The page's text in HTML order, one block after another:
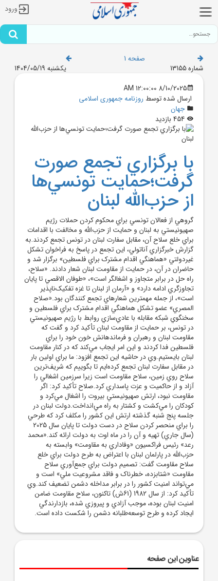
ورود
صفحه 1
شماره 13155
یکشنبه 1404/05/19
8/10/2025 12:00:00 AM
ارسال شده توسط روزنامه جمهوری اسلامی
جهان
با برگزاري تجمع صورت
گرفت؛حمايت تونسي‌ها
از حزب‌الله لبنان
گروهي از فعالان تونسي براي محکوم کردن حملات رژيم
صهيونيستي به لبنان و حمايت از حزب‌الله و مخالفت با اقدامات
براي خلع سلاح آن، مقابل سفارت لبنان در تونس تجمع کردند.به
گزارش خبرگزاري آناتولي، اين تجمع در پاسخ به فراخوان تشکل
غيردولتي «هماهنگي اقدام مشترک براي فلسطين» برگزار شد و
حاضران در آن، در حمايت از مقاومت لبنان شعار دادند. «سلاح،
راه حل در برابر متجاوز و اشغالگر است»، «طوفان الاقصي تا پايان
تجاوزگري ادامه دارد» و «آرمان از لبنان تا غزه تفکيک‌ناپذير
است»، از جمله مهمترين شعارهاي تجمع کنندگان بود.«صلاح
المصري» عضو تشکل هماهنگي اقدام مشترک براي فلسطين و
سخنگوي شبکه مقابله با عادي‌سازي روابط با رژيم صهيونيستي
در تونس، بر حمايت از مقاومت لبنان تأکيد کرد و گفت که
مقاومت لبنان و رهبران و فرماندهانش خون خود را براي
فلسطين فدا کردند و اين امر ايجاب مي‌کند که در کنار مقاومت
لبنان بايستيم.وي در حاشيه اين تجمع افزود: ما براي اولين بار
در مقابل سفارت لبنان تجمع کرده‌ايم تا بگوييم که شريف‌ترين
سلاح روي زمين، سلاح مقاومت است زيرا سرزمين اشغالي را
آزاد و از حاکميت و عزت پاسداري کرد.صلاح تأکيد کرد: اگر
مقاومت نبود، ارتش صهيونيستي بيروت را اشغال مي‌کرد و
کودکان را مي‌کشت و کشتار به راه مي‌انداخت.دولت لبنان در
جلسه پنج شنبه گذشته ارتش اين کشور را مکلف کرد که طرحي
را براي منحصر کردن سلاح در دست دولت تا پايان سال 2025
(سال جاري) تهيه و آن را در ماه اوت به دولت ارائه کند.«محمد
رعد» رئيس فراکسيون «وفاداري به مقاومت» وابسته به
حزب‌الله در پارلمان لبنان با اعتراض به طرح دولت براي خلع
سلاح مقاومت گفت: تصميم دولت براي جمع‌آوري سلاح
مقاومت «شتابزده، خطرناک و فاقد مشروعيت ملي» است و
مي‌تواند امنيت کشور را در برابر مداخله دشمن تضعيف کند.وي
تأکيد کرد: از سال 1982 (61ش) تاکنون، سلاح مقاومت ضامن
امنيت لبنان بوده، موجب آزادي و پيروزي شده، بازدارندگي
ايجاد کرده و طرح توسعه‌طلبانه دشمن را شکست داده است.
عناوین این صفحه